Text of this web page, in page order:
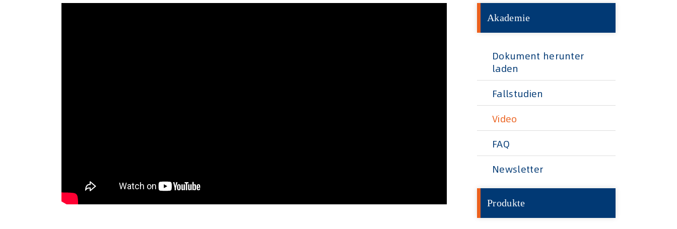
Akademie
Dokument herunter
laden
Fallstudien
Video
FAQ
Newsletter
Produkte